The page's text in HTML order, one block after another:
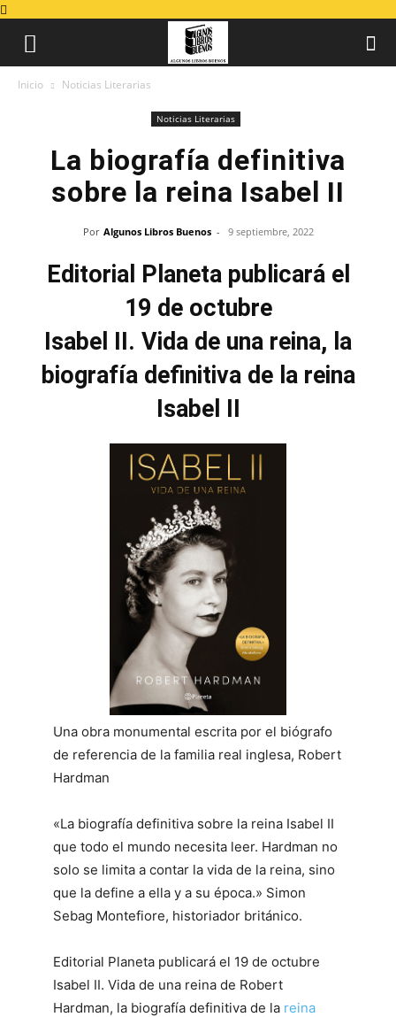
Inicio Noticias Literarias
Noticias Literarias
La biografía definitiva
sobre la reina Isabel II
Por Algunos Libros Buenos - 9 septiembre, 2022
Editorial Planeta publicará el
19 de octubre
Isabel II. Vida de una reina, la
biografía definitiva de la reina
Isabel II
Una obra monumental escrita por el biógrafo
de referencia de la familia real inglesa, Robert
Hardman
«La biografía definitiva sobre la reina Isabel II
que todo el mundo necesita leer. Hardman no
solo se limita a contar la vida de la reina, sino
que la define a ella y a su época.» Simon
Sebag Montefiore, historiador británico.
Editorial Planeta publicará el 19 de octubre
Isabel II. Vida de una reina de Robert
Hardman, la biografía definitiva de la reina